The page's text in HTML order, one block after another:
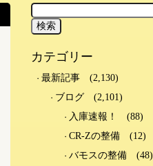
カテゴリー
最新記事
(2,130)
ブログ
(2,101)
入庫速報！
(88)
CR-Zの整備
(12)
バモスの整備
(48)